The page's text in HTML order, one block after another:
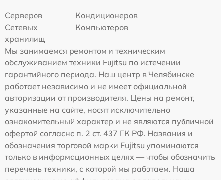
Серверов
Кондиционеров
Сетевых
хранилищ
Компьютеров
Мы занимаемся ремонтом и техническим
обслуживанием техники Fujitsu по истечении
гарантийного периода. Наш центр в Челябинске
работает независимо и не имеет официальной
авторизации от производителя. Цены на ремонт,
указанные на сайте, носят исключительно
ознакомительный характер и не являются публичной
офертой согласно п. 2 ст. 437 ГК РФ. Названия и
обозначения торговой марки Fujitsu упоминаются
только в информационных целях — чтобы обозначить
перечень техники, с которой мы работаем. Наша